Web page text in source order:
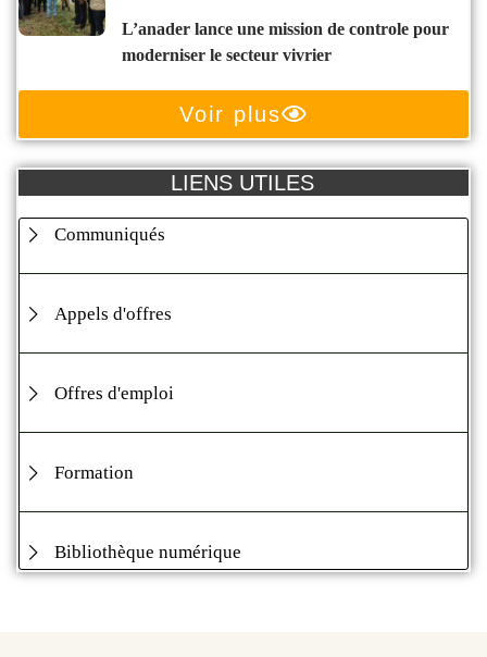
l’anader lance une mission de controle pour
moderniser le secteur vivrier
Voir plus
LIENS UTILES
Communiqués
Appels d'offres
Offres d'emploi
Formation
Bibliothèque numérique